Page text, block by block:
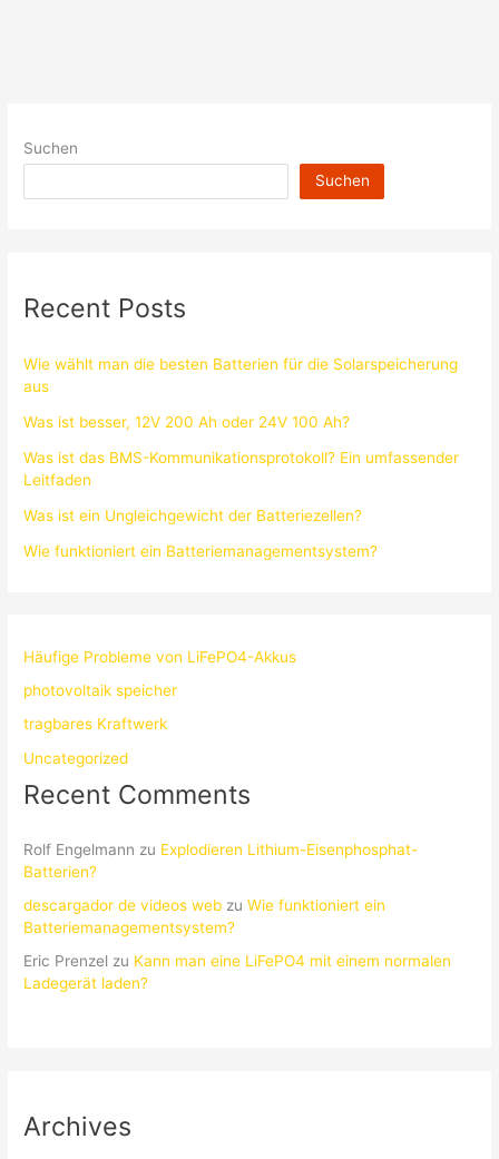
Suchen
Suchen
Recent Posts
Wie wählt man die besten Batterien für die Solarspeicherung
aus
Was ist besser, 12V 200 Ah oder 24V 100 Ah?
Was ist das BMS-Kommunikationsprotokoll? Ein umfassender
Leitfaden
Was ist ein Ungleichgewicht der Batteriezellen?
Wie funktioniert ein Batteriemanagementsystem?
Häufige Probleme von LiFePO4-Akkus
photovoltaik speicher
tragbares Kraftwerk
Uncategorized
Recent Comments
Rolf Engelmann zu Explodieren Lithium-Eisenphosphat-
Batterien?
descargador de videos web zuWie funktioniert ein
Batteriemanagementsystem?
Eric Prenzel zu Kann man eine LiFePO4 mit einem normalen
Ladegerät laden?
Archives